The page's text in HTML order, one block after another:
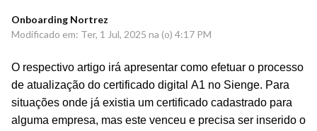
Onboarding Nortrez
Modificado em: Ter, 1 Jul, 2025 na (o) 4:17 PM
O respectivo artigo irá apresentar como efetuar o processo
de atualização do certificado digital A1 no Sienge. Para
situações onde já existia um certificado cadastrado para
alguma empresa, mas este venceu e precisa ser inserido o